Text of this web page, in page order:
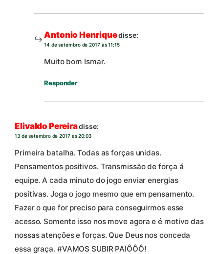
Antonio Henriquedisse:
14 de setembro de 2017 às 11:15
Muito bom Ismar.
Responder
Elivaldo Pereiradisse:
13 de setembro de 2017 às 20:03
Primeira batalha. Todas as forças unidas.
Pensamentos positivos. Transmissão de força á
equipe. A cada minuto do jogo enviar energias
positivas. Joga o jogo mesmo que em pensamento.
Fazer o que for preciso para conseguirmos esse
acesso. Somente isso nos move agora e é motivo das
nossas atenções e forças. Que Deus nos conceda
essa graça. #VAMOS SUBIR PAIÔÔÔ!